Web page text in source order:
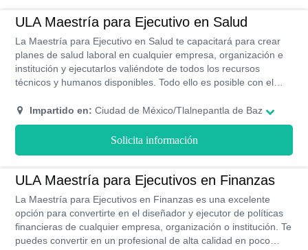
ULA Maestría para Ejecutivo en Salud
La Maestría para Ejecutivo en Salud te capacitará para crear
planes de salud laboral en cualquier empresa, organización e
institución y ejecutarlos valiéndote de todos los recursos
técnicos y humanos disponibles. Todo ello es posible con el
adquirirás con esta formación.
Impartido en: Ciudad de México/Tlalnepantla de Baz
Solicita información
ULA Maestría para Ejecutivos en Finanzas
La Maestría para Ejecutivos en Finanzas es una excelente
opción para convertirte en el diseñador y ejecutor de políticas
financieras de cualquier empresa, organización o institución. Te
puedes convertir en un profesional de alta calidad en poco